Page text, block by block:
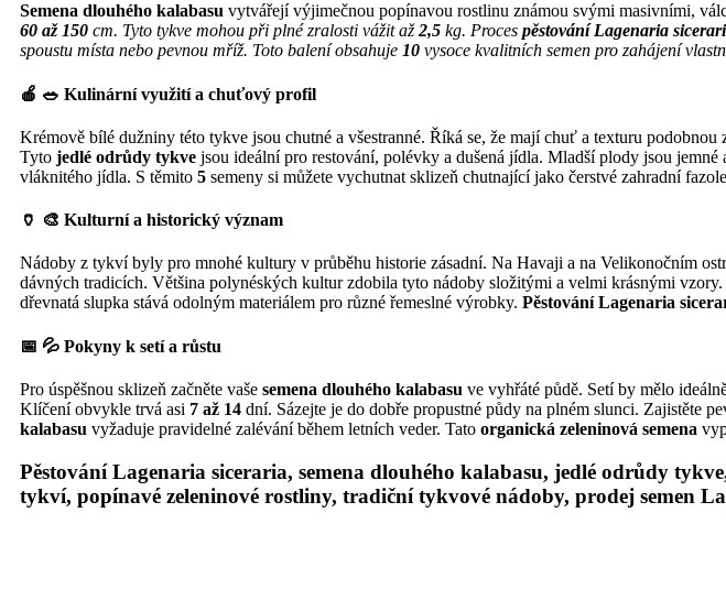
Semena dlouhého kalabasu vytvářejí výjimečnou popínavou rostlinu známou svými masivními,
60 až 150 cm. Tyto tykve mohou při plné zralosti vážit až2,5 kg. Proces pěstování Lagenaria
spoustu místa nebo pevnou mříž. Toto balení obsahuje 10 vysoce kvalitních semen pro zahájení
🍎 🥗 Kulinární využití a chuťový profil
Krémově bílé dužniny této tykve jsou chutné a všestranné. Říká se, že mají chuť a texturu
Tyto jedlé odrůdy tykve jsou ideální pro restování, polévky a dušená jídla. Mladší plody jsou jemné
vláknitého jídla. S těmito 5 semeny si můžete vychutnat sklizeň chutnající jako čerstvé zahradní
🏺 🎨 Kulturní a historický význam
Nádoby z tykví byly pro mnohé kultury v průběhu historie zásadní. Na Havaji a na Velikonočním
dávných tradicích. Většina polynéských kultur zdobila tyto nádoby složitými a velmi krásnými vzory.
dřevnatá slupka stává odolným materiálem pro různé řemeslné výrobky. Pěstování Lagenaria
📅 💦 Pokyny k setí a růstu
Pro úspěšnou sklizeň začněte vaše semena dlouhého kalabasu ve vyhřáté půdě. Setí by mělo
Klíčení obvykle trvá asi 7 až 14 dní. Sázejte je do dobře propustné půdy na plném slunci. Zajistěte
kalabasu vyžaduje pravidelné zalévání během letních veder. Tato organická zeleninová semena
Pěstování Lagenaria siceraria, semena dlouhého kalabasu, jedlé odrůdy
tykví, popínavé zeleninové rostliny, tradiční tykvové nádoby, prodej semen